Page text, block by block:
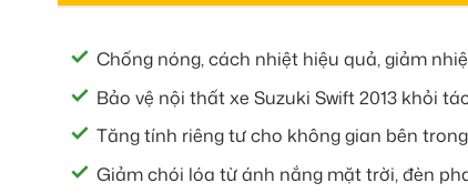
Chống nóng, cách nhiệt hiệu quả, giảm
Bảo vệ nội thất xe Suzuki Swift 2013 khỏi
Tăng tính riêng tư cho không gian bên
Giảm chói lóa từ ánh nắng mặt trời, đèn